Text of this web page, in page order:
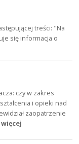
treści: "Na
się informacja o
czy w zakres
i opieki nad
zaopatrzenie
więcej